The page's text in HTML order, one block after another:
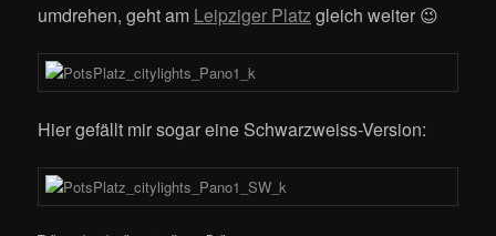
umdrehen, geht am Leipziger Platzgleich weiter 😉
Hier gefällt mir sogar eine Schwarzweiss-Version: